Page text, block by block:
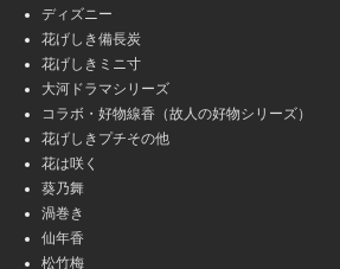
ディズニー
花げしき備長炭
花げしきミニ寸
大河ドラマシリーズ
コラボ・好物線香（故人の好物シリーズ）
花げしきプチその他
花は咲く
葵乃舞
渦巻き
仙年香
松竹梅